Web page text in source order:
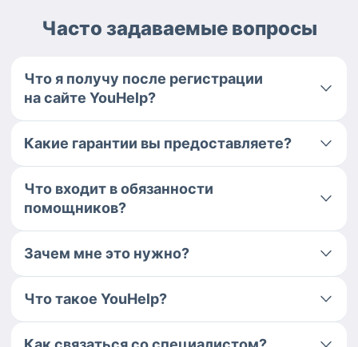
Часто задаваемые вопросы
Что я получу после регистрации
на сайте YouHelp?
Какие гарантии вы предоставляете?
Что входит в обязанности
помощников?
Зачем мне это нужно?
Что такое YouHelp?